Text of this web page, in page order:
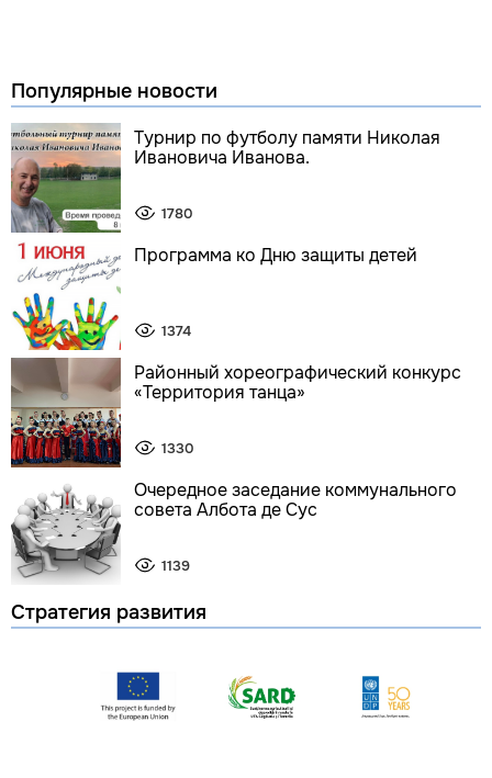
Популярные новости
Турнир по футболу памяти Николая
Ивановича Иванова.
1780
Программа ко Дню защиты детей
1374
Районный хореографический конкурс
«Территория танца»
1330
Очередное заседание коммунального
совета Албота де Сус
1139
Стратегия развития